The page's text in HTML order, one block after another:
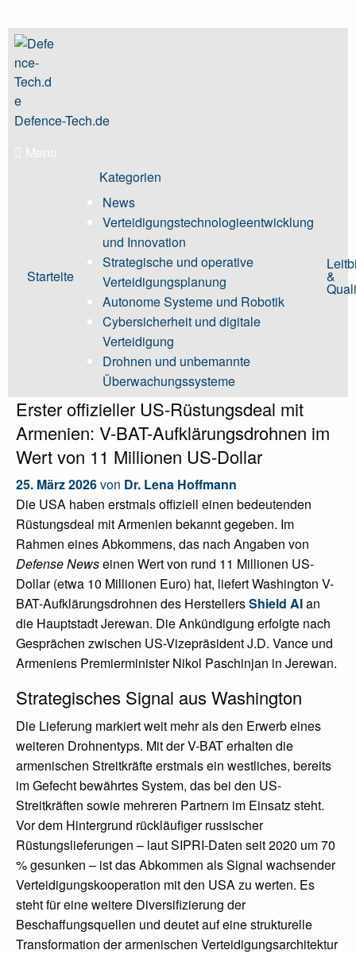
Skip
content
Defence-Tech.de
Menu
Starteite
Kategorien
News
Verteidigungstechnologieentwicklung
und Innovation
Strategische und operative
Verteidigungsplanung
Autonome Systeme und Robotik
Cybersicherheit und digitale
Verteidigung
Drohnen und unbemannte
Überwachungssysteme
&
Erster offizieller US-Rüstungsdeal mit
Armenien: V-BAT-Aufklärungsdrohnen im
Wert von 11 Millionen US-Dollar
25. März 2026von Dr. Lena Hoffmann
Die USA haben erstmals offiziell einen bedeutenden
Rüstungsdeal mit Armenien bekannt gegeben. Im
Rahmen eines Abkommens, das nach Angaben von
Defense Newseinen Wert von rund 11 Millionen US-
Dollar (etwa 10 Millionen Euro) hat, liefert Washington V-
BAT-Aufklärungsdrohnen des HerstellersShield AIan
die Hauptstadt Jerewan. Die Ankündigung erfolgte nach
Gesprächen zwischen US-Vizepräsident J.D. Vance und
Armeniens Premierminister Nikol Paschinjan in Jerewan.
Strategisches Signal aus Washington
Die Lieferung markiert weit mehr als den Erwerb eines
weiteren Drohnentyps. Mit der V-BAT erhalten die
armenischen Streitkräfte erstmals ein westliches, bereits
im Gefecht bewährtes System, das bei den US-
Streitkräften sowie mehreren Partnern im Einsatz steht.
Vor dem Hintergrund rückläufiger russischer
Rüstungslieferungen – laut SIPRI-Daten seit 2020 um 70
% gesunken – ist das Abkommen als Signal wachsender
Verteidigungskooperation mit den USA zu werten. Es
steht für eine weitere Diversifizierung der
Beschaffungsquellen und deutet auf eine strukturelle
Transformation der armenischen Verteidigungsarchitektur